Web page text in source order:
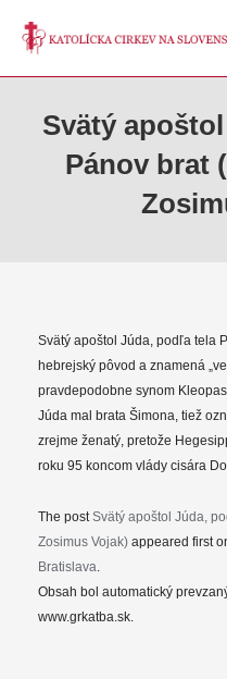
Svätý
Pánov brat
Svätý apoštol Júda, podľa tela
hebrejský pôvod a znamená
pravdepodobne synom
Júda mal brata Šimona, tiež
zrejme ženatý, pretože
roku 95 koncom vlády cisára
The postSvätý apoštol Júda,
Zosimus Vojak) appeared first
Bratislava.
Obsah bol automatický
www.grkatba.sk.